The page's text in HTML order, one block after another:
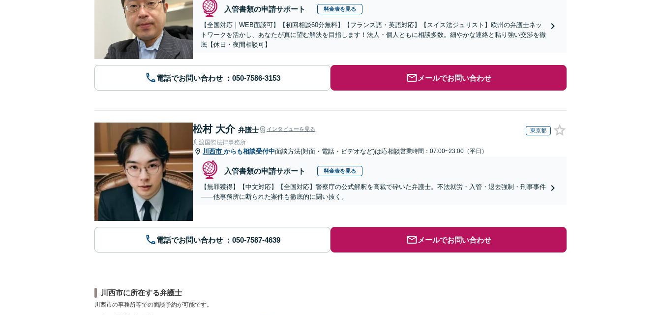
入管書類の申請サポート 料金表を見る
【全国対応｜WEB面談可】【初回相談60分無料】【フランス語・英語対応】【スイス法ジュリスト】欧州の弁護士ネッ
トワークを活かし、あなたが真に望む解決を目指します！法人・個人ともに相談多数。細やかな連絡と粘り強い交渉を徹
底【休日・夜間相談可】
電話でお問い合わせ メールでお問い合わせ
松村 大介 弁護士 インタビューを見る 東京都
舟渡国際法律事務所
川西市 からも相談受付中面談方法(対面・電話・ビデオなど)は応相談営業時間：07:00~23:00（平日）
入管書類の申請サポート 料金表を見る
【無罪獲得】【中文対応】【全国対応】警察庁の公式解釈を高裁で砕いた弁護士。不法就労・入管・退去強制・刑事事件
——他事務所に断られた案件も徹底的に闘い抜く。
電話でお問い合わせ メールでお問い合わせ
川西市に所在する弁護士
川西市の事務所等での面談予約が可能です。